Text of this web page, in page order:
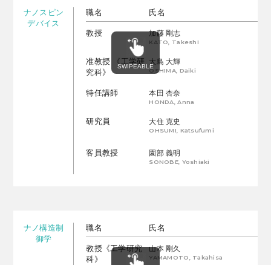
ナノスピン
デバイス
職名 氏名
教授 加藤 剛志
KATO, Takeshi
准教授 《工学研
究科》
大島 大輝
OSHIMA, Daiki
特任講師 本田 杏奈
HONDA, Anna
研究員 大住 克史
OHSUMI, Katsufumi
客員教授 園部 義明
SONOBE, Yoshiaki
ナノ構造制
御学
職名 氏名
教授《工学研究
科》
山本 剛久
YAMAMOTO, Takahisa